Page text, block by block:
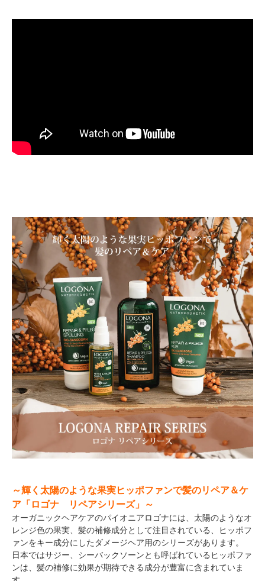
～輝く太陽のような果実ヒッポファンで髪のリペア＆ケ
ア「ロゴナ リペアシリーズ」～
オーガニックヘアケアのパイオニアロゴナには、太陽のようなオ
レンジ色の果実、髪の補修成分として注目されている、ヒッポフ
ァンをキー成分にしたダメージヘア用のシリーズがあります。
日本ではサジー、シーバックソーンとも呼ばれているヒッポファ
ンは、髪の補修に効果が期待できる成分が豊富に含まれていま